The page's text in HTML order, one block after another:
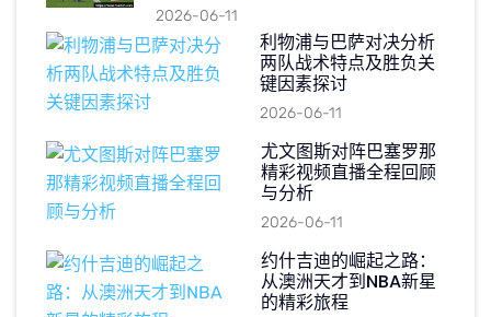
2026-06-11
利物浦与巴萨对决分析
两队战术特点及胜负关
键因素探讨
2026-06-11
尤文图斯对阵巴塞罗那
精彩视频直播全程回顾
与分析
2026-06-11
约什吉迪的崛起之路：
从澳洲天才到NBA新星
的精彩旅程